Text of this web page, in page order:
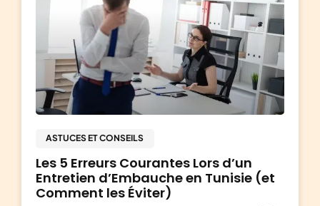
ASTUCES ET CONSEILS
Les 5 Erreurs Courantes Lors d’un
Entretien d’Embauche en Tunisie (et
Comment les Éviter)